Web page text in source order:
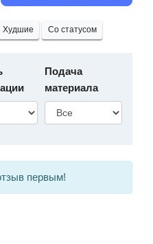
Худшие Со статусом
Подача
материала
первым!